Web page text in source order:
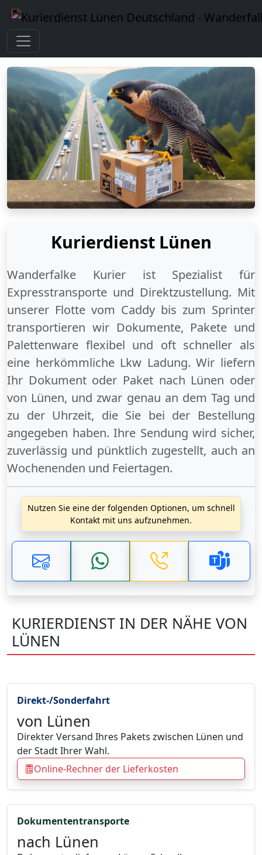
Kurierdienst Lünen
Wanderfalke Kurier ist Spezialist für
Expresstransporte und Direktzustellung. Mit
unserer Flotte vom Caddy bis zum Sprinter
transportieren wir Dokumente, Pakete und
Palettenware flexibel und oft schneller als
eine herkömmliche Lkw Ladung. Wir liefern
Ihr Dokument oder Paket nach Lünen oder
von Lünen, und zwar genau an dem Tag und
zu der Uhrzeit, die Sie bei der Bestellung
angegeben haben. Ihre Sendung wird sicher,
zuverlässig und pünktlich zugestellt, auch an
Wochenenden und Feiertagen.
Nutzen Sie eine der folgenden Optionen, um schnell
Kontakt mit uns aufzunehmen.
KURIERDIENST IN DER NÄHE VON
LÜNEN
Direkt-/Sonderfahrt
von Lünen
Direkter Versand Ihres Pakets zwischen Lünen und
der Stadt Ihrer Wahl.
Online-Rechner der Lieferkosten
Dokumententransporte
nach Lünen